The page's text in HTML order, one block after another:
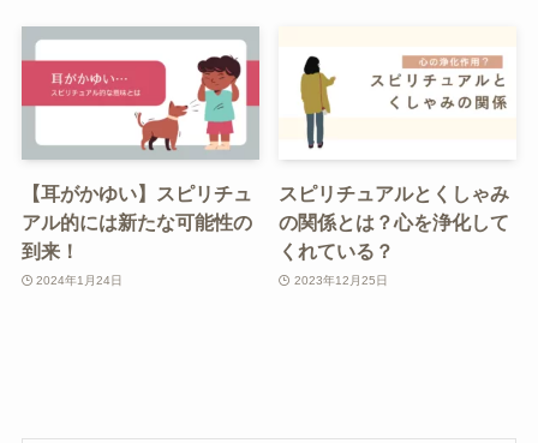
【耳がかゆい】スピリチュ
アル的には新たな可能性の
到来！
2024年1月24日
スピリチュアルとくしゃみ
の関係とは？心を浄化して
くれている？
2023年12月25日